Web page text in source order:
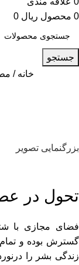
0 محصول ریال
جستجو
خانه
بزرگنمایی تصویر
تحول در
فضای مجازی با
گسترش بوده و
زندگی بشر را